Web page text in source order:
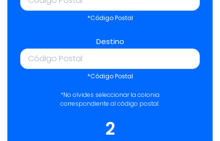
*Código Postal
Destino
*Código Postal
*No olvides seleccionar la colonia
correspondiente al código postal.
2